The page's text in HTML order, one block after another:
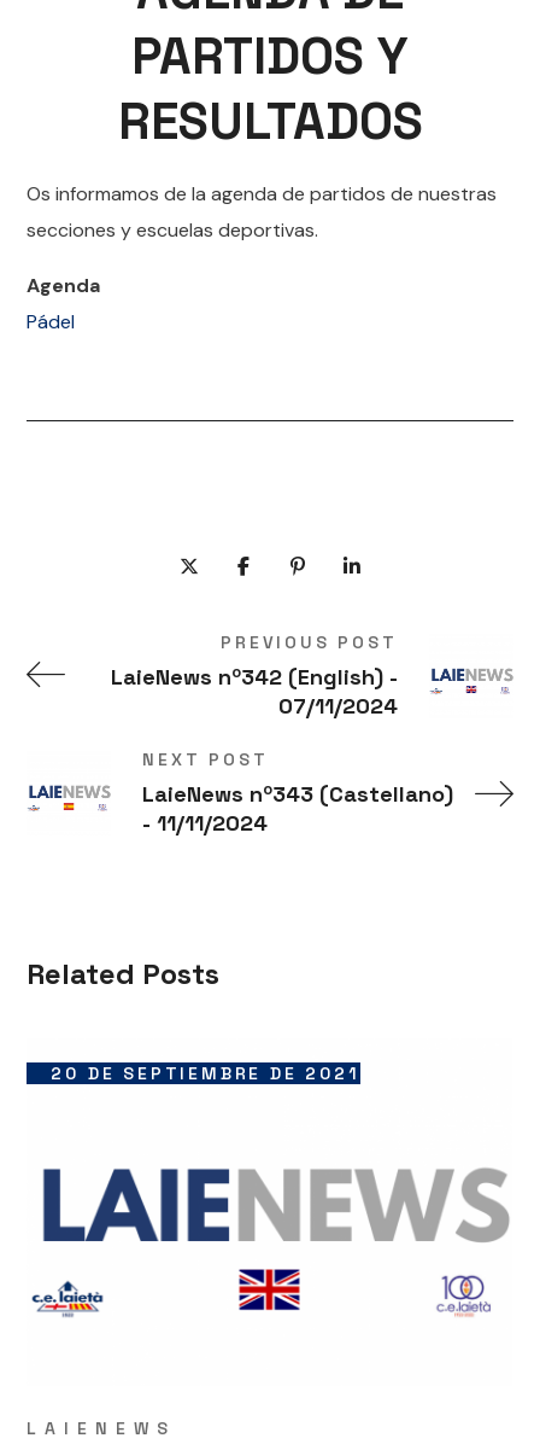
PARTIDOS Y
RESULTADOS
Os informamos de la agenda de partidos de nuestras
secciones y escuelas deportivas.
Agenda
Pádel
PREVIOUS POST
LaieNews nº342 (English) -
07/11/2024
NEXT POST
LaieNews nº343 (Castellano)
- 11/11/2024
Related Posts
20 DE SEPTIEMBRE DE 2021
LAIENEWS